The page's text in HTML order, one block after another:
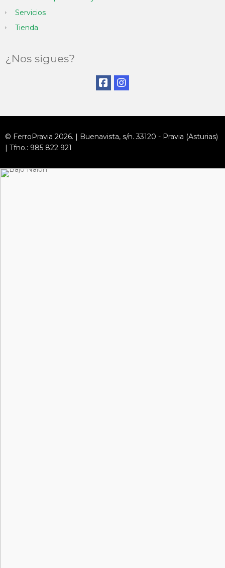
Servicios
Tienda
¿Nos sigues?
© FerroPravia 2026. | Buenavista, s/n. 33120 - Pravia (Asturias)
| Tfno.: 985 822 921